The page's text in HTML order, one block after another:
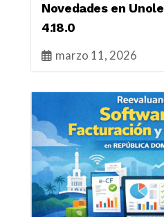
Novedades en
4.18.0
marzo 11, 2026